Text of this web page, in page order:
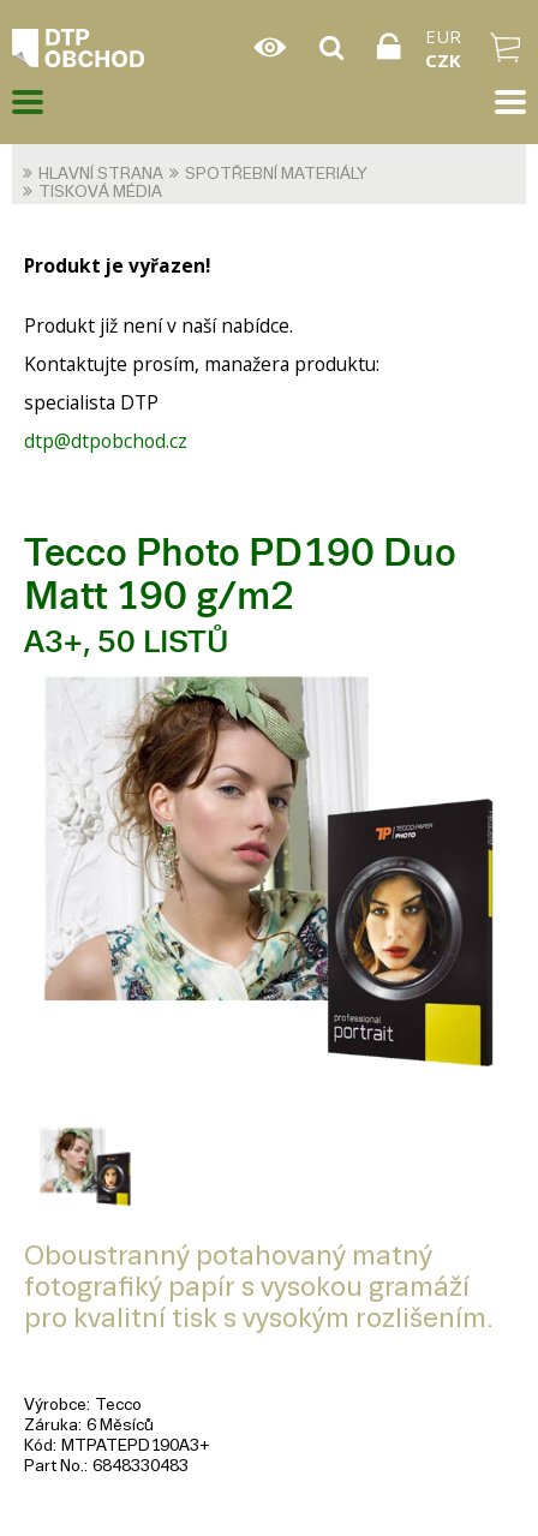
EUR
CZK
HLAVNÍ STRANA
SPOTŘEBNÍ MATERIÁLY
TISKOVÁ MÉDIA
Produkt je vyřazen!
Produkt již není v naší nabídce.
Kontaktujte prosím, manažera produktu:
specialista DTP
dtp@dtpobchod.cz
Tecco Photo PD190 Duo
Matt 190 g/m2
A3+, 50 LISTŮ
Oboustranný potahovaný matný
fotografiký papír s vysokou gramáží
pro kvalitní tisk s vysokým rozlišením.
Výrobce Tecco
Záruka 6 Měsíců
Kód
MTPATEPD190A3+
Part No. 6848330483